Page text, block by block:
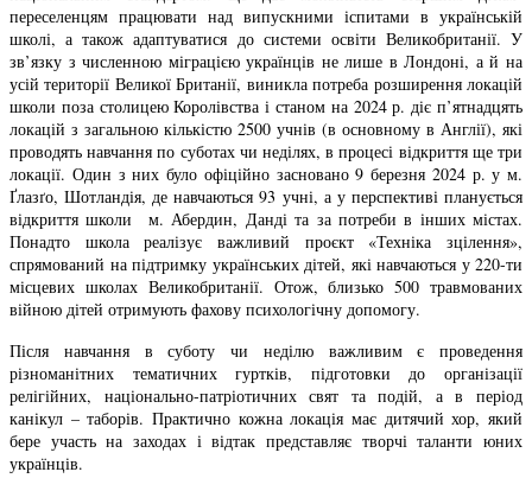
переселенцям працювати над випускними іспитами в українській
школі, а також адаптуватися до системи освіти Великобританії. У
зв’язку з численною міграцією українців не лише в Лондоні, а й на
усій території Великої Британії, виникла потреба розширення локацій
школи поза столицею Королівства і станом на 2024 р. діє п’ятнадцять
локацій з загальною кількістю 2500 учнів (в основному в Англії), які
проводять навчання по суботах чи неділях, в процесі відкриття ще три
локації. Один з них було офіційно засновано 9 березня 2024 р. у м.
Ґлазґо, Шотландія, де навчаються 93 учні, а у перспективі планується
відкриття школи м. Абердин, Данді та за потреби в інших містах.
Понадто школа реалізує важливий проєкт «Техніка зцілення»,
спрямований на підтримку українських дітей, які навчаються у 220-ти
місцевих школах Великобританії. Отож, близько 500 травмованих
війною дітей отримують фахову психологічну допомогу.
Після навчання в суботу чи неділю важливим є проведення
різноманітних тематичних гуртків, підготовки до організації
релігійних, національно-патріотичних свят та подій, а в період
канікул – таборів. Практично кожна локація має дитячий хор, який
бере участь на заходах і відтак представляє творчі таланти юних
українців.